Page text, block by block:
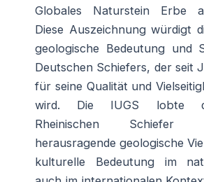
Globales Naturstein Erbe
Diese Auszeichnung würdigt
geologische Bedeutung und
Deutschen Schiefers, der seit
für seine Qualität und
wird. Die IUGS lobte
Rheinischen
herausragende geologische
kulturelle Bedeutung im